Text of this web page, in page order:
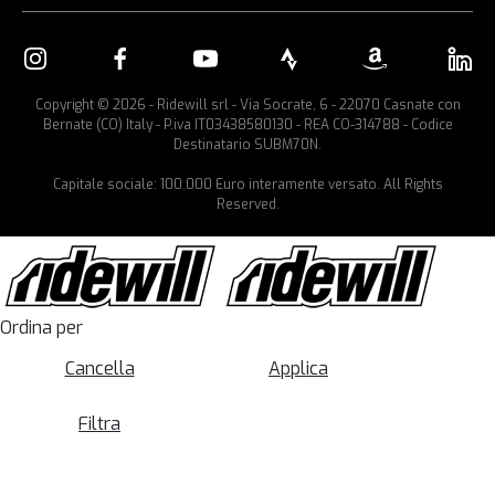
Copyright © 2026 - Ridewill srl - Via Socrate, 6 - 22070 Casnate con
Bernate (CO) Italy - P.iva IT03438580130 - REA CO-314788 - Codice
Destinatario SUBM70N.
Capitale sociale: 100.000 Euro interamente versato. All Rights
Reserved.
Ordina per
Cancella
Applica
Filtra